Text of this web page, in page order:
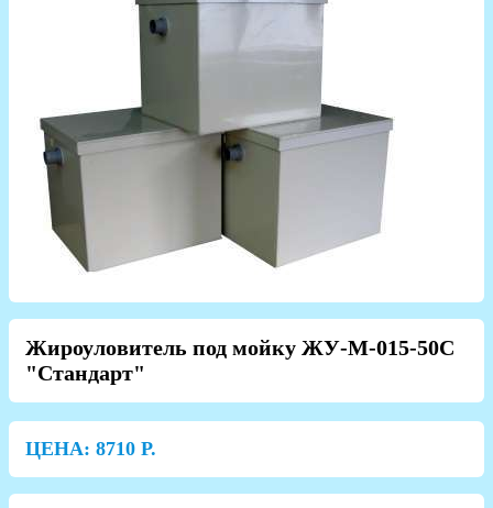
Жироуловитель под мойку ЖУ-М-015-50С
"Стандарт"
ЦЕНА: 8710 Р.